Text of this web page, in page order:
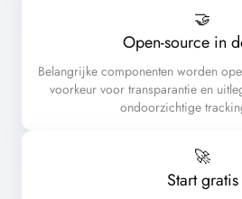
🤝
Open-source in
Belangrijke componenten worden
voorkeur voor transparantie en
ondoorzichtige
🚀
Start gratis